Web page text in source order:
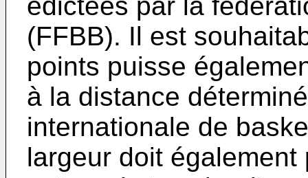
(FFBB). Il est
points puisse
à la distance
internationale de
largeur doit